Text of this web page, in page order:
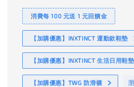
消費每 100 元送 1 元回饋金
【加購優惠】INXTINCT 運動款鞋墊
【加購優惠】INXTINCT 生活日用鞋墊
【加購優惠】TWG 防滑襪